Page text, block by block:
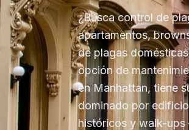
¿Busca control de
apartamentos,
de plagas
opción de
en Manhattan, tiene
dominado por
históricos y walk-